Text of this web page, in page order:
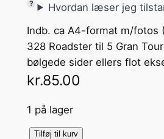
Hvordan læser jeg
Indb. ca A4-format m/fotos
328 Roadster til 5 Gran
bølgede sider ellers flot
kr.85.00
1 på lager
Tilføj til kurv